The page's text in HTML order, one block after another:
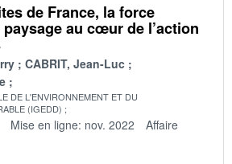
de France, la force
au cœur de l’action
CABRIT, Jean-Luc
DE L'ENVIRONNEMENT ET DU
(IGEDD)
Mise en ligne: nov. 2022
Affaire